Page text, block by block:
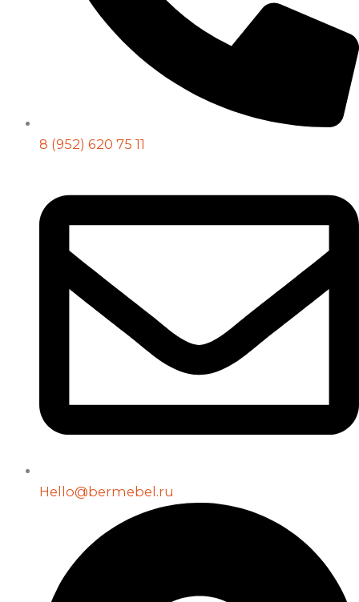
8 (952) 620 75 11
Hello@bermebel.ru